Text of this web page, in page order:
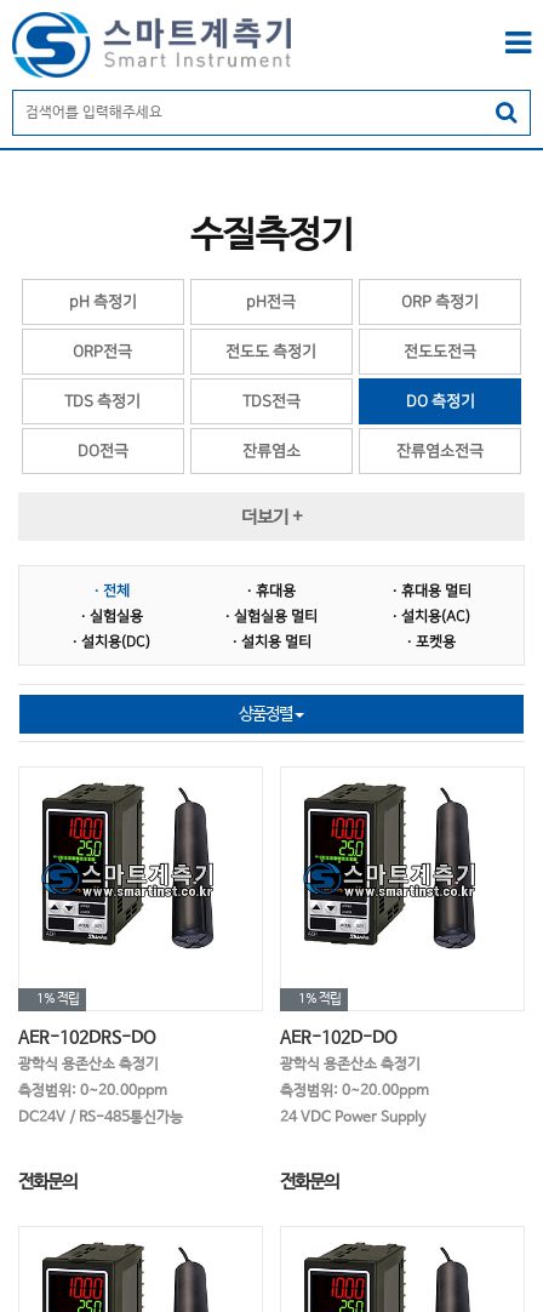
수질측정기
pH 측정기 pH전극 ORP 측정기
ORP전극 전도도 측정기 전도도전극
TDS 측정기 TDS전극 DO 측정기
DO전극 잔류염소 잔류염소전극
다항목 측정기 다항목전극 SS 측정기
SS전극 비저항 측정기 비저항전극
표준시약 홀더지지대 중계박스 슬러지 계면계
이온전극 온도측정기 온도전극
BOD TOC
TN(총질소) NO2(아질산염)
NO3(질산염) 경도계
멸균백 과산화수소
비중계 암모니아 시뮬레이터
분광광도계 전처리 가열기
색도계 턴테이블
더보기 +
· 전체 · 휴대용
· 휴대용 멀티
· 실험실용
· 실험실용 멀티
· 설치용(AC)
· 설치용(DC)
· 설치용 멀티 · 포켓용
상품정렬
1%적립
AER-102DRS-DO
광학식 용존산소 측정기
측정범위: 0~20.00ppm
DC24V / RS-485통신가능
전화문의
1%적립
AER-102D-DO
광학식 용존산소 측정기
측정범위: 0~20.00ppm
24 VDC Power Supply
전화문의